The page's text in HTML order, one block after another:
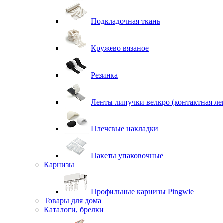
Подкладочная ткань
Кружево вязаное
Резинка
Ленты липучки велкро (контактная
Плечевые накладки
Пакеты упаковочные
Карнизы
Профильные карнизы Pingwie
Товары для дома
Каталоги, брелки